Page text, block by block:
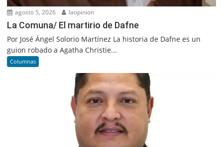
agosto 5, 2026 laopinion
La Comuna/ El martirio de Dafne
Por José Ángel Solorio Martínez La historia de Dafne es un
guion robado a Agatha Christie...
Columnas